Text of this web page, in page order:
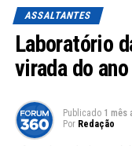
crucial, pois a
economia dessas
subsistência e
De autoria do
PB), o PL 5.350/
ASSALTANTES
Laboratório
virada do
Publicado 1 mês
Por Redação